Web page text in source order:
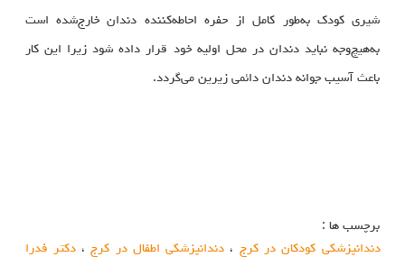
شیری کودک به‌طور کامل از حفره احاطه‌کننده دندان خارج‌شده است
به‌هیچ‌وجه نباید دندان در محل اولیه خود قرار داده شود زیرا این کار
باعث آسیب جوانه دندان دائمی زیرین می‌گردد.
برچسب ها :
دندانپزشکی کودکان در کرج ، دندانپزشکی اطفال در کرج،دکتر فدرا